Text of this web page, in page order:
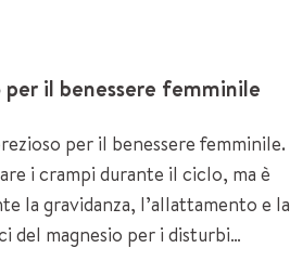
il benessere femminile
per il benessere femminile.
i crampi durante il ciclo, ma è
la gravidanza, l’allattamento e la
del magnesio per i disturbi